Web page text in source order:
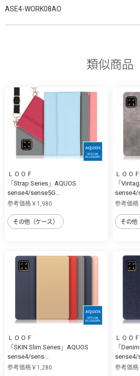
ASE4-WORK08AO
類似商品
ＬＯＯＦ
「Strap Series」AQUOS
sense4/sense5G...
参考価格￥1,980
その他（ケース）
ＬＯＯＦ
「
sense4/
参考価格
その他
ＬＯＯＦ
「SKIN Slim Series」AQUOS
sense4/sens...
参考価格￥1,280
ＬＯＯＦ
「
sense4/
参考価格